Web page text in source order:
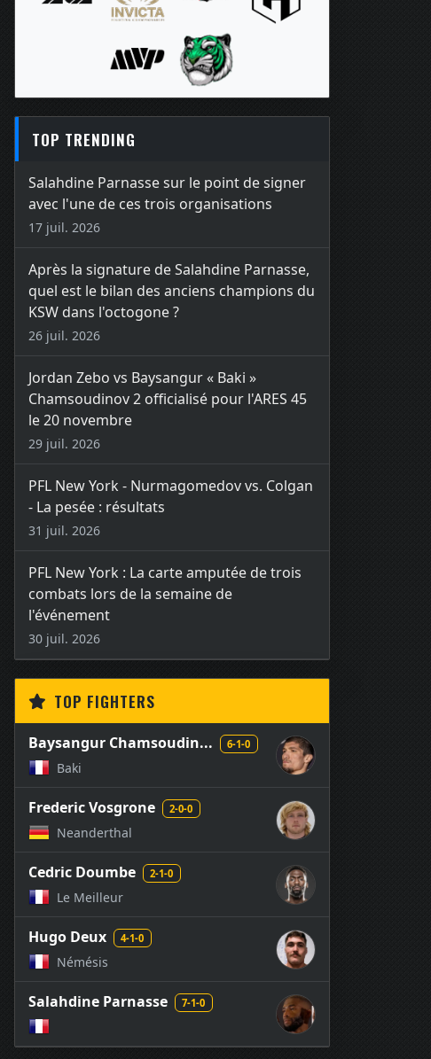
TOP TRENDING
Salahdine Parnasse sur le point de signer
avec l'une de ces trois organisations
17 juil. 2026
Après la signature de Salahdine Parnasse,
quel est le bilan des anciens champions du
KSW dans l'octogone ?
26 juil. 2026
Jordan Zebo vs Baysangur « Baki »
Chamsoudinov 2 officialisé pour l'ARES 45
le 20 novembre
29 juil. 2026
PFL New York - Nurmagomedov vs. Colgan
- La pesée : résultats
31 juil. 2026
PFL New York : La carte amputée de trois
combats lors de la semaine de
l'événement
30 juil. 2026
TOP FIGHTERS
Baysangur Chamsoudin... 6-1-0
Baki
Frederic Vosgrone 2-0-0
Neanderthal
Cedric Doumbe 2-1-0
Le Meilleur
Hugo Deux 4-1-0
Némésis
Salahdine Parnasse 7-1-0